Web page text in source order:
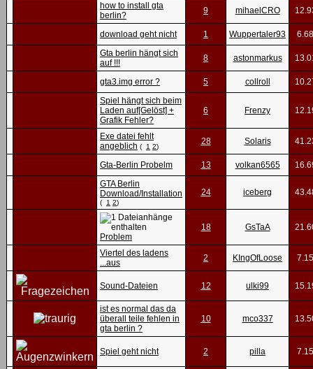
how to install gta
berlin?
9 mihaelCRO
download geht nicht 1 Wuppertaler93
Gta berlin hängt sich
auf !!!
8 astonmarkus
gta3.img error ? 5 collroll
Spiel hängt sich beim
Laden auf[Gelöst] +
Grafik Fehler?
6 Frenzy
Exe datei fehlt
angeblich ( 1 2)
28 Solaris
Gta-Berlin Probelm 13 volkan6565
GTA Berlin
Download/Installation
( 1 2)
24 iceberg
Problem
18 GsTaA
Viertel des ladens
...aus
2 KIngOfLoose
Sound-Dateien 12 ulki99
ist es normal das da
überall teile fehlen in
gta berlin ?
10 mco337
Spiel geht nicht 2 pilla